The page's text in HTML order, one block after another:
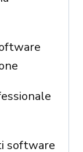
software